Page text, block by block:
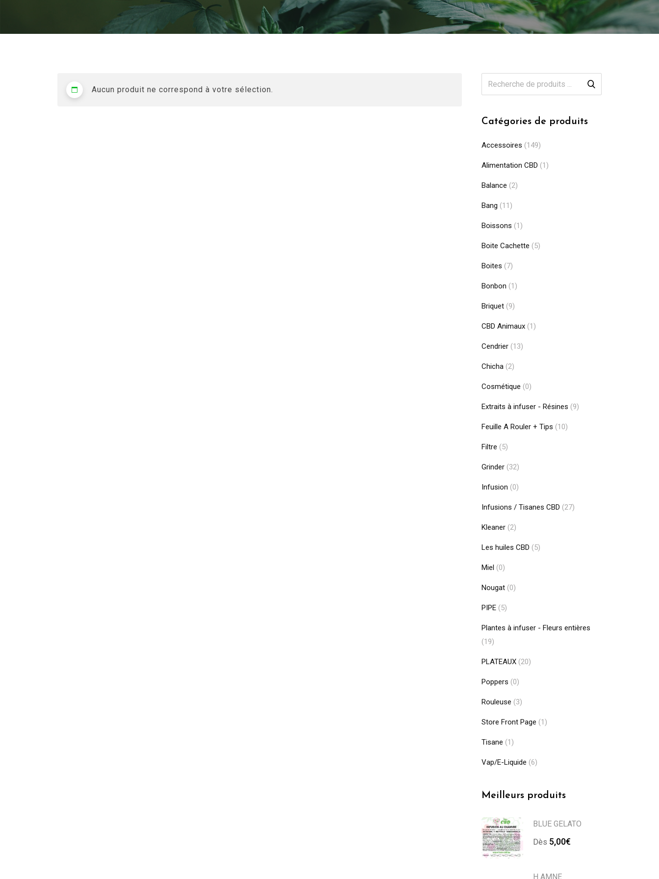
Aucun produit ne correspond à votre sélection.
Catégories de produits
Accessoires (149)
Alimentation CBD (1)
Balance (2)
Bang (11)
Boissons (1)
Boite Cachette (5)
Boites (7)
Bonbon (1)
Briquet (9)
CBD Animaux (1)
Cendrier (13)
Chicha (2)
Cosmétique (0)
Extraits à infuser - Résines (9)
Feuille A Rouler + Tips (10)
Filtre (5)
Grinder (32)
Infusion (0)
Infusions / Tisanes CBD (27)
Kleaner (2)
Les huiles CBD (5)
Miel (0)
Nougat (0)
PIPE (5)
Plantes à infuser - Fleurs entières
(19)
PLATEAUX (20)
Poppers (0)
Rouleuse (3)
Store Front Page (1)
Tisane (1)
Vap/E-Liquide (6)
Meilleurs produits
BLUE GELATO
Dès 5,00€
H AMNE